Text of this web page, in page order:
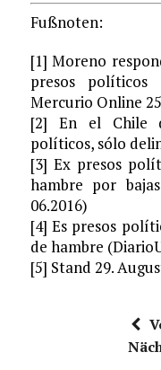
Fußnoten:
[1] Moreno
presos
Mercurio Online
[2] En el Chile
políticos, sólo
[3] Ex presos
hambre por
06.2016)
[4] Es presos
de hambre
[5] Stand 29.